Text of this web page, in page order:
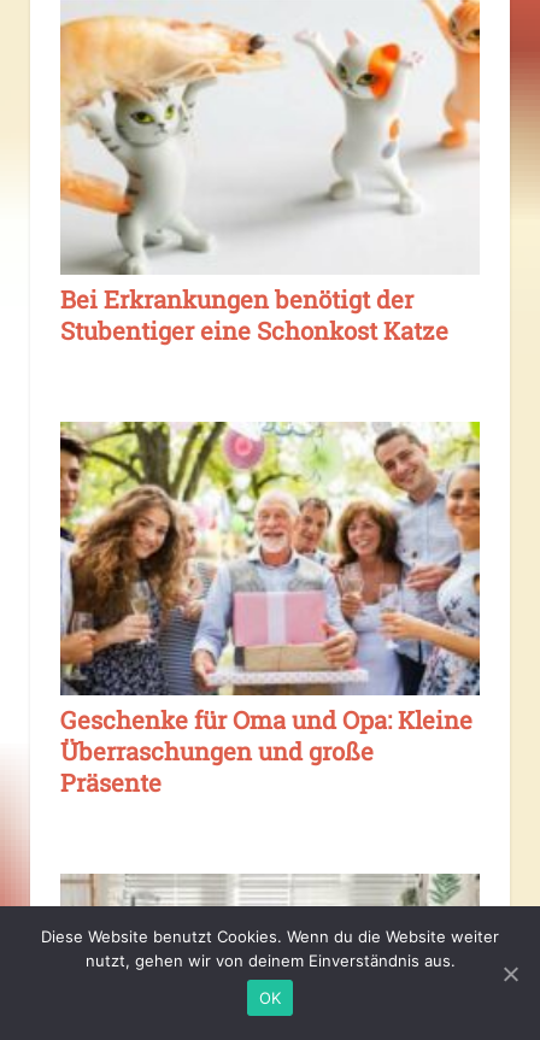
Bei Erkrankungen benötigt der
Stubentiger eine Schonkost Katze
Geschenke für Oma und Opa: Kleine
Überraschungen und große
Präsente
Diese Website benutzt Cookies. Wenn du die Website weiter
nutzt, gehen wir von deinem Einverständnis aus.
OK